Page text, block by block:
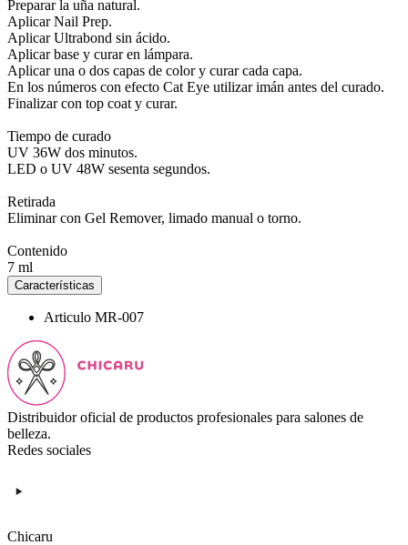
Preparar la uña natural.
Aplicar Nail Prep.
Aplicar Ultrabond sin ácido.
Aplicar base y curar en lámpara.
Aplicar una o dos capas de color y curar cada capa.
En los números con efecto Cat Eye utilizar imán antes del curado.
Finalizar con top coat y curar.
Tiempo de curado
UV 36W dos minutos.
LED o UV 48W sesenta segundos.
Retirada
Eliminar con Gel Remover, limado manual o torno.
Contenido
7 ml
Características
Articulo MR-007
Distribuidor oficial de productos profesionales para salones de
belleza.
Redes sociales
Chicaru